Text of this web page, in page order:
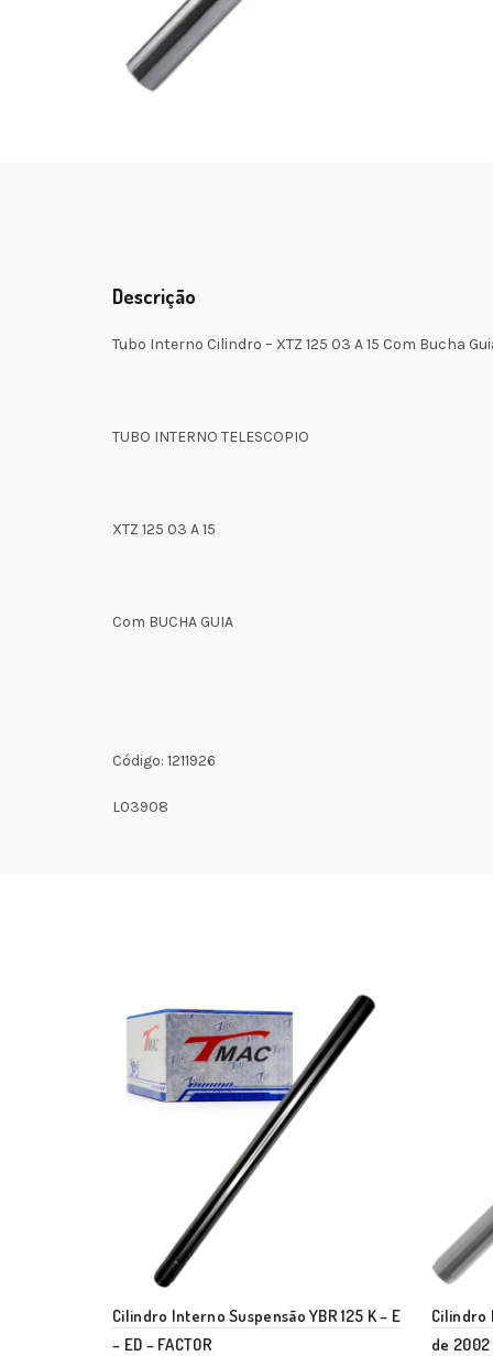
Descrição
Tubo Interno Cilindro – XTZ 125 03 A 15 Com Bucha
TUBO INTERNO TELESCOPIO
XTZ 125 03 A 15
Com BUCHA GUIA
Código: 1211926
L03908
Cilindro Interno Suspensão YBR 125 K – E
– ED – FACTOR
Cilindro
de 2002